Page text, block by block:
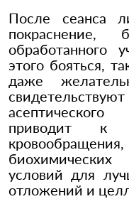
После сеанса
покраснение,
обработанного
этого бояться,
даже
приводит к
условий для
отложений и